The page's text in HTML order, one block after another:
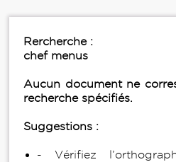
Rercherche :
chef menus
Aucun document ne
recherche spécifiés.
Suggestions :
- Vérifiez